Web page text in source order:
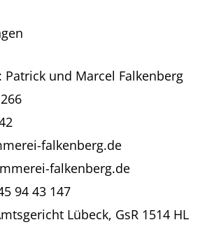
Patrick und Marcel Falkenberg
falkenberg.de
falkenberg.de
94 43 147
Lübeck, GsR 1514 HL